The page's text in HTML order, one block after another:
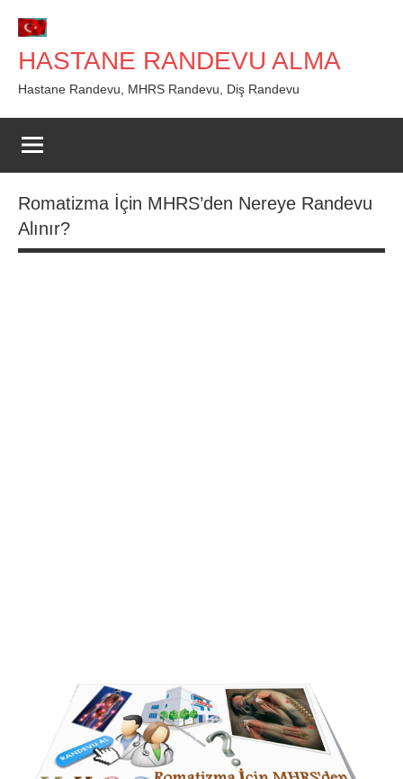
geç
HASTANE RANDEVU ALMA
Hastane Randevu, MHRS Randevu, Diş Randevu
Romatizma İçin MHRS’den Nereye Randevu
Alınır?